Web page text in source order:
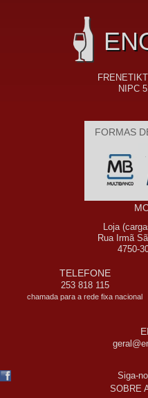
NIPC
FORMAS
Loja
Rua Irmã
4750-
TELEFONE
253 818 115
chamada para a rede fixa nacional
Siga-
SOBRE